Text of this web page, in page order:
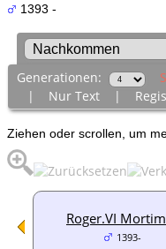
1393 -
Generationen:
| Nur Text|
Ziehen oder scrollen, um
Roger.VI
1393-